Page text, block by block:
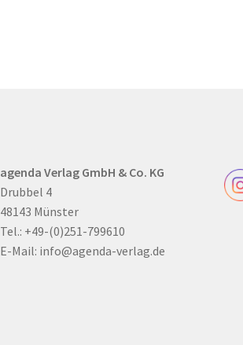
agenda Verlag GmbH & Co. KG
Drubbel 4
48143 Münster
Tel.: +49-(0)251-799610
E-Mail: info@agenda-verlag.de